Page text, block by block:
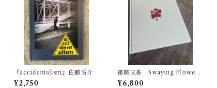
『accidentalism』佐藤俊介
¥2,750
遠藤文香 Swaying Flowers
サイン入り
¥6,800